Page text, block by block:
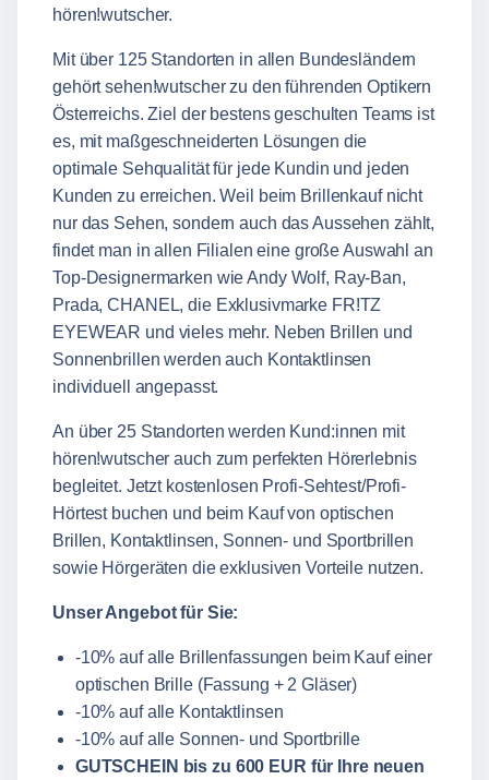
hören!wutscher.
Mit über 125 Standorten in allen Bundesländern
gehört sehen!wutscher zu den führenden Optikern
Österreichs. Ziel der bestens geschulten Teams ist
es, mit maßgeschneiderten Lösungen die
optimale Sehqualität für jede Kundin und jeden
Kunden zu erreichen. Weil beim Brillenkauf nicht
nur das Sehen, sondern auch das Aussehen zählt,
findet man in allen Filialen eine große Auswahl an
Top-Designermarken wie Andy Wolf, Ray-Ban,
Prada, CHANEL, die Exklusivmarke FR!TZ
EYEWEAR und vieles mehr. Neben Brillen und
Sonnenbrillen werden auch Kontaktlinsen
individuell angepasst.
An über 25 Standorten werden Kund:innen mit
hören!wutscher auch zum perfekten Hörerlebnis
begleitet. Jetzt kostenlosen Profi-Sehtest/Profi-
Hörtest buchen und beim Kauf von optischen
Brillen, Kontaktlinsen, Sonnen- und Sportbrillen
sowie Hörgeräten die exklusiven Vorteile nutzen.
Unser Angebot für Sie:
-10% auf alle Brillenfassungen beim Kauf einer
optischen Brille (Fassung + 2 Gläser)
-10% auf alle Kontaktlinsen
-10% auf alle Sonnen- und Sportbrille
GUTSCHEIN bis zu 600 EUR für Ihre neuen